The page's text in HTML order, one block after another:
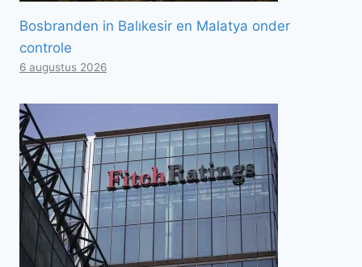
Bosbranden in Balıkesir en Malatya onder
controle
6 augustus 2026